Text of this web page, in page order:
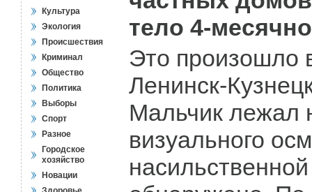
Культура
Экология
Происшествия
Криминал
Общество
Политика
Выборы
Спорт
Разное
Городское
хозяйство
Новации
тело 4-
Это произошло
Ленинск-
Мальчик лежал
визуального